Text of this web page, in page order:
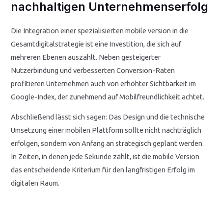
nachhaltigen Unternehmenserfolg
Die Integration einer spezialisierten mobile version in die
Gesamtdigitalstrategie ist eine Investition, die sich auf
mehreren Ebenen auszahlt. Neben gesteigerter
Nutzerbindung und verbesserten Conversion-Raten
profitieren Unternehmen auch von erhöhter Sichtbarkeit im
Google-Index, der zunehmend auf Mobilfreundlichkeit achtet.
Abschließend lässt sich sagen: Das Design und die technische
Umsetzung einer mobilen Plattform sollte nicht nachträglich
erfolgen, sondern von Anfang an strategisch geplant werden.
In Zeiten, in denen jede Sekunde zählt, ist die mobile Version
das entscheidende Kriterium für den langfristigen Erfolg im
digitalen Raum.